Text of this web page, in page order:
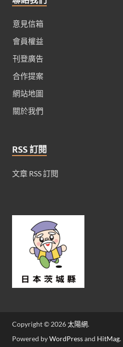
意見信箱
會員權益
刊登廣告
合作提案
網站地圖
關於我們
RSS 訂閱
文章 RSS 訂閱
Copyright © 2026太陽網.
Powered byWordPressand HitMag.